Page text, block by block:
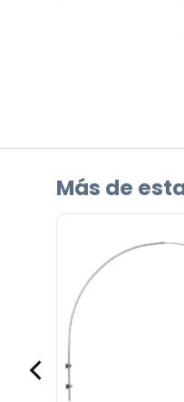
Incluido por
Más de